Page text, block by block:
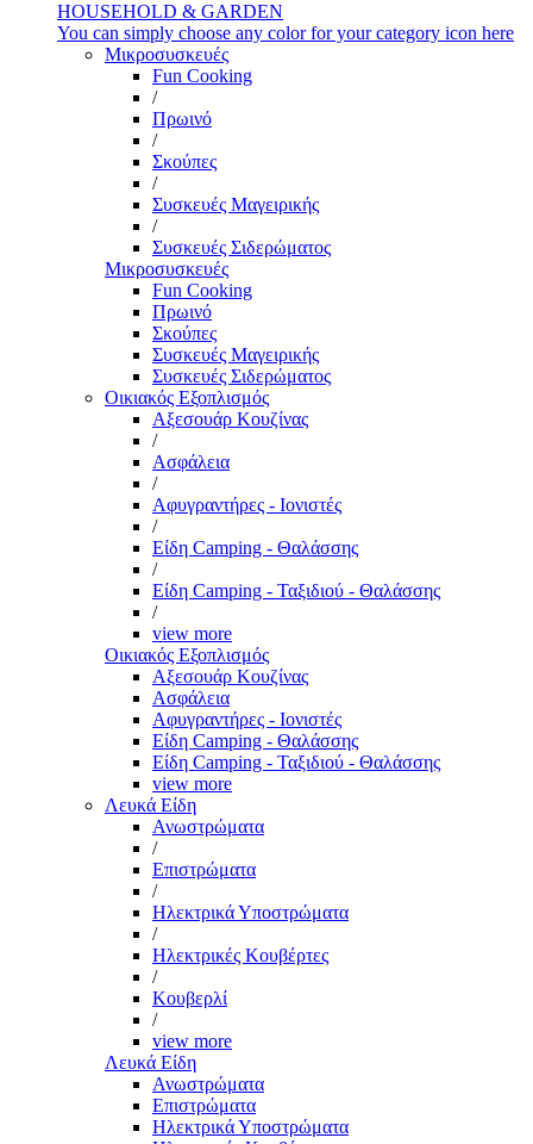
HOUSEHOLD & GARDEN
You can simply choose any color for your category icon here
Μικροσυσκευές
Fun Cooking
/
Πρωινό
/
Σκούπες
/
Συσκευές Μαγειρικής
/
Συσκευές Σιδερώματος
Μικροσυσκευές
Fun Cooking
Πρωινό
Σκούπες
Συσκευές Μαγειρικής
Συσκευές Σιδερώματος
Οικιακός Εξοπλισμός
Αξεσουάρ Κουζίνας
/
Ασφάλεια
/
Αφυγραντήρες - Ιονιστές
/
Είδη Camping - Θαλάσσης
/
Είδη Camping - Ταξιδιού - Θαλάσσης
/
view more
Οικιακός Εξοπλισμός
Αξεσουάρ Κουζίνας
Ασφάλεια
Αφυγραντήρες - Ιονιστές
Είδη Camping - Θαλάσσης
Είδη Camping - Ταξιδιού - Θαλάσσης
view more
Λευκά Είδη
Ανωστρώματα
/
Επιστρώματα
/
Ηλεκτρικά Υποστρώματα
/
Ηλεκτρικές Κουβέρτες
/
Κουβερλί
/
view more
Λευκά Είδη
Ανωστρώματα
Επιστρώματα
Ηλεκτρικά Υποστρώματα